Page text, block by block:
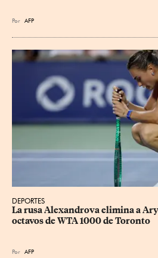
Por AFP
DEPORTES
La rusa Alexandrova elimina a
octavos de WTA 1000 de Toronto
Por AFP